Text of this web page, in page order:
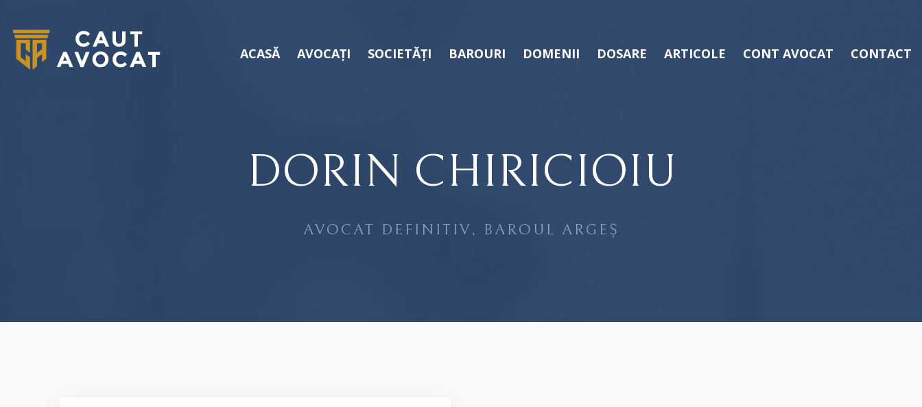
ACASĂ AVOCAȚI SOCIETĂȚI BAROURI DOMENII DOSARE ARTICOLE CONT AVOCAT CONTACT
DORIN CHIRICIOIU
AVOCAT DEFINITIV, BAROUL ARGEȘ